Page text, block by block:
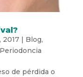
2017| Blog,
Periodoncia
de pérdida o